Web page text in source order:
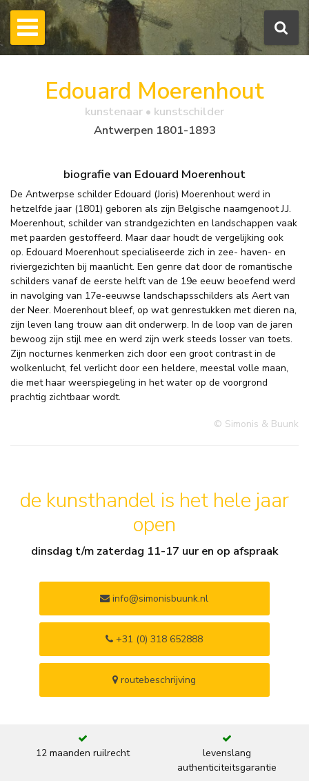
Edouard Moerenhout
kunstenaar • kunstschilder
Antwerpen 1801-1893
biografie van Edouard Moerenhout
De Antwerpse schilder Edouard (Joris) Moerenhout werd in
hetzelfde jaar (1801) geboren als zijn Belgische naamgenoot J.J.
Moerenhout, schilder van strandgezichten en landschappen vaak
met paarden gestoffeerd. Maar daar houdt de vergelijking ook
op. Edouard Moerenhout specialiseerde zich in zee- haven- en
riviergezichten bij maanlicht. Een genre dat door de romantische
schilders vanaf de eerste helft van de 19e eeuw beoefend werd
in navolging van 17e-eeuwse landschapsschilders als Aert van
der Neer. Moerenhout bleef, op wat genrestukken met dieren na,
zijn leven lang trouw aan dit onderwerp. In de loop van de jaren
bewoog zijn stijl mee en werd zijn werk steeds losser van toets.
Zijn nocturnes kenmerken zich door een groot contrast in de
wolkenlucht, fel verlicht door een heldere, meestal volle maan,
die met haar weerspiegeling in het water op de voorgrond
prachtig zichtbaar wordt.
© Simonis & Buunk
de kunsthandel is het hele jaar
open
dinsdag t/m zaterdag 11-17 uur en op afspraak
info@simonisbuunk.nl
+31 (0) 318 652888
routebeschrijving
12 maanden ruilrecht
levenslang
authenticiteitsgarantie